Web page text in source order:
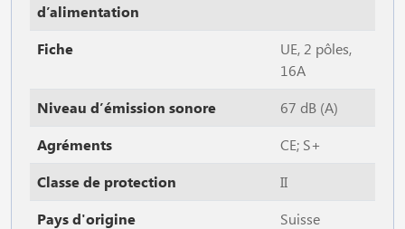
d’alimentation
Fiche
UE, 2 pôles,
16A
Niveau d’émission sonore
67 dB (A)
Agréments
CE; S+
Classe de protection
II
Pays d'origine
Suisse